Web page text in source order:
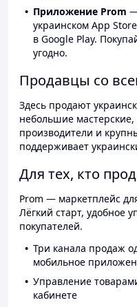
Приложение Prom
украинском App
в Google Play.
угодно.
Продавцы со
Здесь продают
небольшие
производители и
поддерживает
Для тех, кто
Prom — маркетплейс
Лёгкий старт, удобное
покупателей.
Три канала продаж
мобильное
Управление
кабинете